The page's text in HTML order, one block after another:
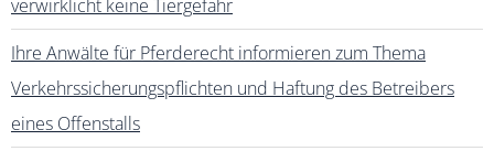
verwirklicht keine Tiergefahr
Ihre Anwälte für Pferderecht informieren zum Thema
Verkehrssicherungspflichten und Haftung des Betreibers
eines Offenstalls